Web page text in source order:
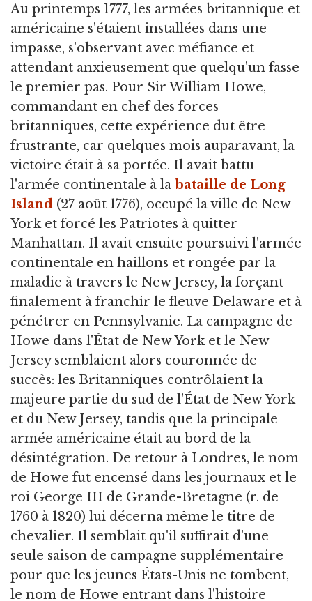
Au printemps 1777, les armées britannique et
américaine s'étaient installées dans une
impasse, s'observant avec méfiance et
attendant anxieusement que quelqu'un fasse
le premier pas. Pour Sir William Howe,
commandant en chef des forces
britanniques, cette expérience dut être
frustrante, car quelques mois auparavant, la
victoire était à sa portée. Il avait battu
l'armée continentale à la bataille de Long
Island (27 août 1776), occupé la ville de New
York et forcé les Patriotes à quitter
Manhattan. Il avait ensuite poursuivi l'armée
continentale en haillons et rongée par la
maladie à travers le New Jersey, la forçant
finalement à franchir le fleuve Delaware et à
pénétrer en Pennsylvanie. La campagne de
Howe dans l'État de New York et le New
Jersey semblaient alors couronnée de
succès: les Britanniques contrôlaient la
majeure partie du sud de l'État de New York
et du New Jersey, tandis que la principale
armée américaine était au bord de la
désintégration. De retour à Londres, le nom
de Howe fut encensé dans les journaux et le
roi George III de Grande-Bretagne (r. de
1760 à 1820) lui décerna même le titre de
chevalier. Il semblait qu'il suffirait d'une
seule saison de campagne supplémentaire
pour que les jeunes États-Unis ne tombent,
le nom de Howe entrant dans l'histoire